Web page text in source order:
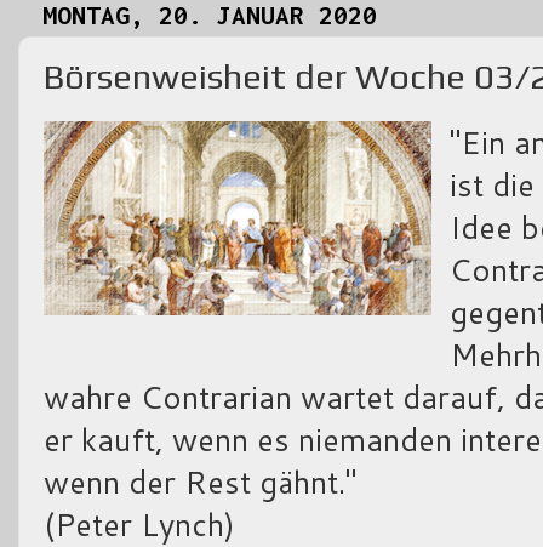
MONTAG, 20. JANUAR 2020
Börsenweisheit der Woche 03/
"Ein
ist
Idee
wahre Contrarian wartet darauf,
er kauft, wenn es niemanden
wenn der Rest gähnt."
(Peter Lynch)